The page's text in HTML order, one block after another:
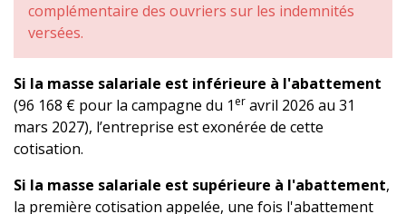
complémentaire des ouvriers sur les indemnités
versées.
Si la masse salariale est inférieure à l'abattement
(96 168 € pour la campagne du 1 er avril 2026 au 31
mars 2027), l’entreprise est exonérée de cette
cotisation.
Si la masse salariale est supérieure à l'abattement,
la première cotisation appelée, une fois l'abattement